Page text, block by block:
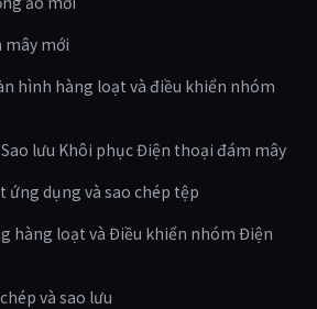
mới
hình hàng loạt và điều khiển nhóm
lưu Khôi phục Điện thoại đám mây
ứng dụng và sao chép tệp
hàng loạt và Điều khiển nhóm Điện
và sao lưu